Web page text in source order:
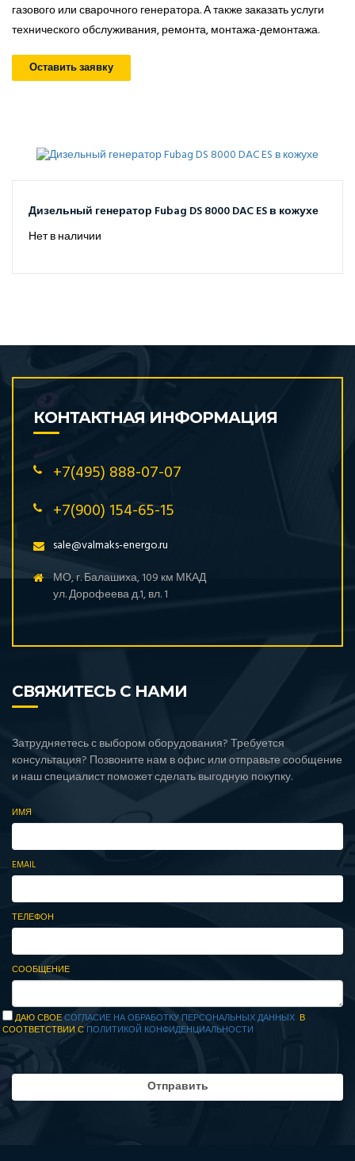
газового или сварочного генератора. А также заказать услуги
технического обслуживания, ремонта, монтажа-демонтажа.
Оставить заявку
Дизельный генератор Fubag DS 8000 DAC ES в кожухе
Нет в наличии
КОНТАКТНАЯ ИНФОРМАЦИЯ
+7(495) 888-07-07
+7(900) 154-65-15
sale@valmaks-energo.ru
МО, г. Балашиха, 109 км МКАД
ул. Дорофеева д.1, вл. 1
СВЯЖИТЕСЬ С НАМИ
Затрудняетесь с выбором оборудования? Требуется
консультация? Позвоните нам в офис или отправьте сообщение
и наш специалист поможет сделать выгодную покупку.
ИМЯ
EMAIL
ТЕЛЕФОН
СООБЩЕНИЕ
ДАЮ СВОЕСОГЛАСИЕ НА ОБРАБОТКУ ПЕРСОНАЛЬНЫХ ДАННЫХ В
СООТВЕТСТВИИ С ПОЛИТИКОЙ КОНФИДЕНЦИАЛЬНОСТИ